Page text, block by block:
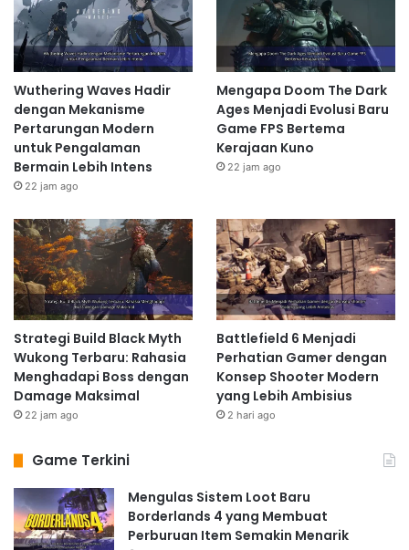
Mengulas Sistem Loot Baru
Borderlands 4 yang Membuat
Perburuan Item Semakin Menarik
22 jam ago
Battlefield 6 Menjadi Perhatian
Gamer dengan Konsep Shooter
Review Doom The Dark Ages: Evolusi
Game FPS dengan Dunia Gelap dan
Penuh Tantangan
3 hari ago
Sistem Rage dan Pengaruhnya
Terhadap Strategi
lapisan strategi tambahan ke dalam gameplay. Saat
Rage Gauge terisi penuh, pemain dapat mengaktifkan
mode Rage, yang meningkatkan kekuatan serangan
dan kecepatan karakter, tetapi juga meningkatkan
Wuthering Waves Hadir
dengan Mekanisme
Pertarungan Modern
untuk Pengalaman
Bermain Lebih Intens
22 jam ago
Mengapa Doom The Dark
Ages Menjadi Evolusi Baru
Game FPS Bertema
Kerajaan Kuno
22 jam ago
Strategi Build Black Myth
Wukong Terbaru: Rahasia
Menghadapi Boss dengan
Damage Maksimal
22 jam ago
Battlefield 6 Menjadi
Perhatian Gamer dengan
Konsep Shooter Modern
yang Lebih Ambisius
2 hari ago
Game Terkini
Mengulas Sistem Loot Baru
Borderlands 4 yang Membuat
Perburuan Item Semakin Menarik